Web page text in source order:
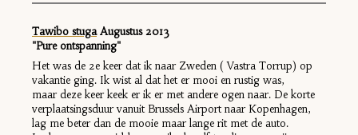
Tawibo stuga Augustus 2013
"Pure ontspanning"
Het was de 2e keer dat ik naar Zweden ( Vastra Torrup) op
vakantie ging. Ik wist al dat het er mooi en rustig was,
maar deze keer keek er ik er met andere ogen naar. De korte
verplaatsingsduur vanuit Brussels Airport naar Kopenhagen,
lag me beter dan de mooie maar lange rit met de auto.